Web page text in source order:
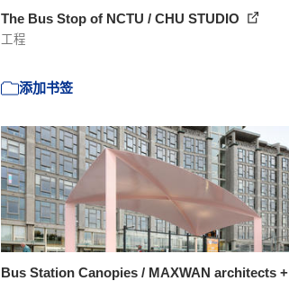
The Bus Stop of NCTU / CHU STUDIO
工程
添加书签
Bus Station Canopies / MAXWAN architects +